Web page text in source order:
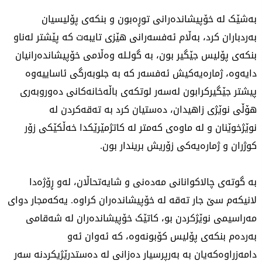
بەشێک لە خۆپیشاندەرانی توڕەبون و بنکەی پۆلیسیان
بەردباران کرد، بەڵام ئەفسەرانی هێزی تایبەت کە پێشتر لەناو
بنکەی پۆلیس جێگیر بون، بە گولـلە وەڵامی خۆپیشاندەرانیان
دایەوە، ژمارەیەکیش ئەفسەر کە بە جلوبەرگی ئاساییەوە
پیشتر جێگیرکرابون لەسەر لوتکەی باڵەخانەکانی دەوروبەری
هۆڵی نوێژی زاهیدان، دەستیان کرد بە تەقەکردن لە
نوێژخوێنان و لە ماوەی کەمتر لە کاتژمێرێکدا خەڵکێکی زۆر
کوژران و ژمارەیەکی زۆریش بریندار بون.
بە گوتەی چالاکوانانی مەدەنی و شایەتحاڵان، لەو ڕۆژەدا
لانیکەم سێ جار تەقە لە خۆپیشاندەران کراوە. یەکەمجار دوای
مەراسیمی نوێژکردن بو، کاتێک خۆپیشاندەران لە شەقامی
بەردەم بنکەی پۆلیس کۆبونەوە، کە ئەوان ئەو
دامەزراوەکەیان بە بەرپرسیار دەزانی لە دەستدرێژیکردنە سەر